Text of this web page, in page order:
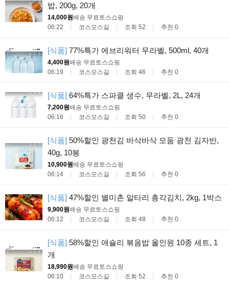
밥, 200g, 20개
14,000원배송 무료토스쇼핑
06:22
코스모스길 조회 52 추천 0
[식품] 77%특가 에브리워터 무라벨, 500ml, 40개
4,400원배송 무료토스쇼핑
06:19
코스모스길 조회 46 추천 0
[식품] 64%특가 스파클 생수, 무라벨, 2L, 24개
7,200원배송 무료토스쇼핑
06:16
코스모스길 조회 50 추천 0
[식품] 50%할인 광천김 바삭바삭 모둠 광천 김자반,
40g, 10봉
10,900원배송 무료토스쇼핑
06:14
코스모스길 조회 56 추천 0
[식품] 47%할인 별미촌 알타리 총각김치, 2kg, 1박스
9,900원배송 무료토스쇼핑
06:12
코스모스길 조회 48 추천 0
[식품] 58%할인 애슐리 볶음밥 올인원 10종 세트, 1
개
18,990원배송 무료토스쇼핑
06:10
코스모스길 조회 52 추천 0